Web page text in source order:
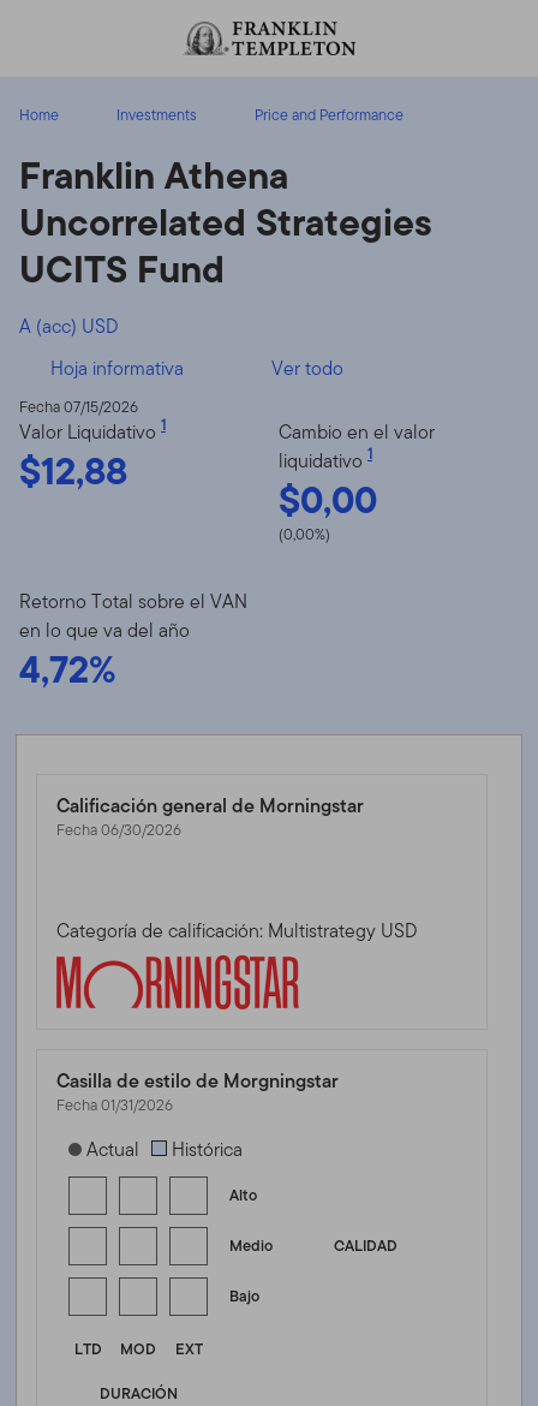
Home Investments Price and Performance
Franklin Athena
Uncorrelated Strategies
UCITS Fund
A (acc) USD
Hoja informativa
Ver todo
Fecha 07/15/2026
Valor Liquidativo 1
$12,88
Cambio en el valor
liquidativo 1
$0,00
(0,00%)
Retorno Total sobre el VAN
en lo que va del año
4,72%
Calificación general de Morningstar
Fecha 06/30/2026
Categoría de calificación: Multistrategy USD
Casilla de estilo de Morgningstar
Fecha 01/31/2026
[products.morningstar-stylebox-title-sr-fixed]
Actual Histórica
Alto
CALIDAD
Medio
Bajo
LTD MOD
EXT
DURACIÓN